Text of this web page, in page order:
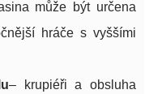
může být určena
hráče s vyššími
– krupiéři a obsluha